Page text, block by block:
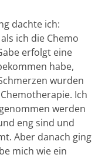
dachte ich:
ich die Chemo
erfolgt eine
habe,
wurden
Ich
werden
eng sind und
Aber danach ging
mich wie ein